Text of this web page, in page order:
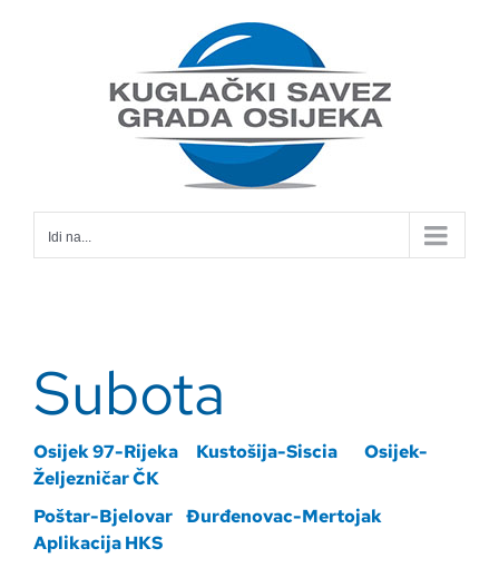
Idi na...
Subota
Osijek 97-Rijeka Kustošija-Siscia
Osijek-
Željezničar ČK
Poštar-Bjelovar Đurđenovac-Mertojak
Aplikacija HKS